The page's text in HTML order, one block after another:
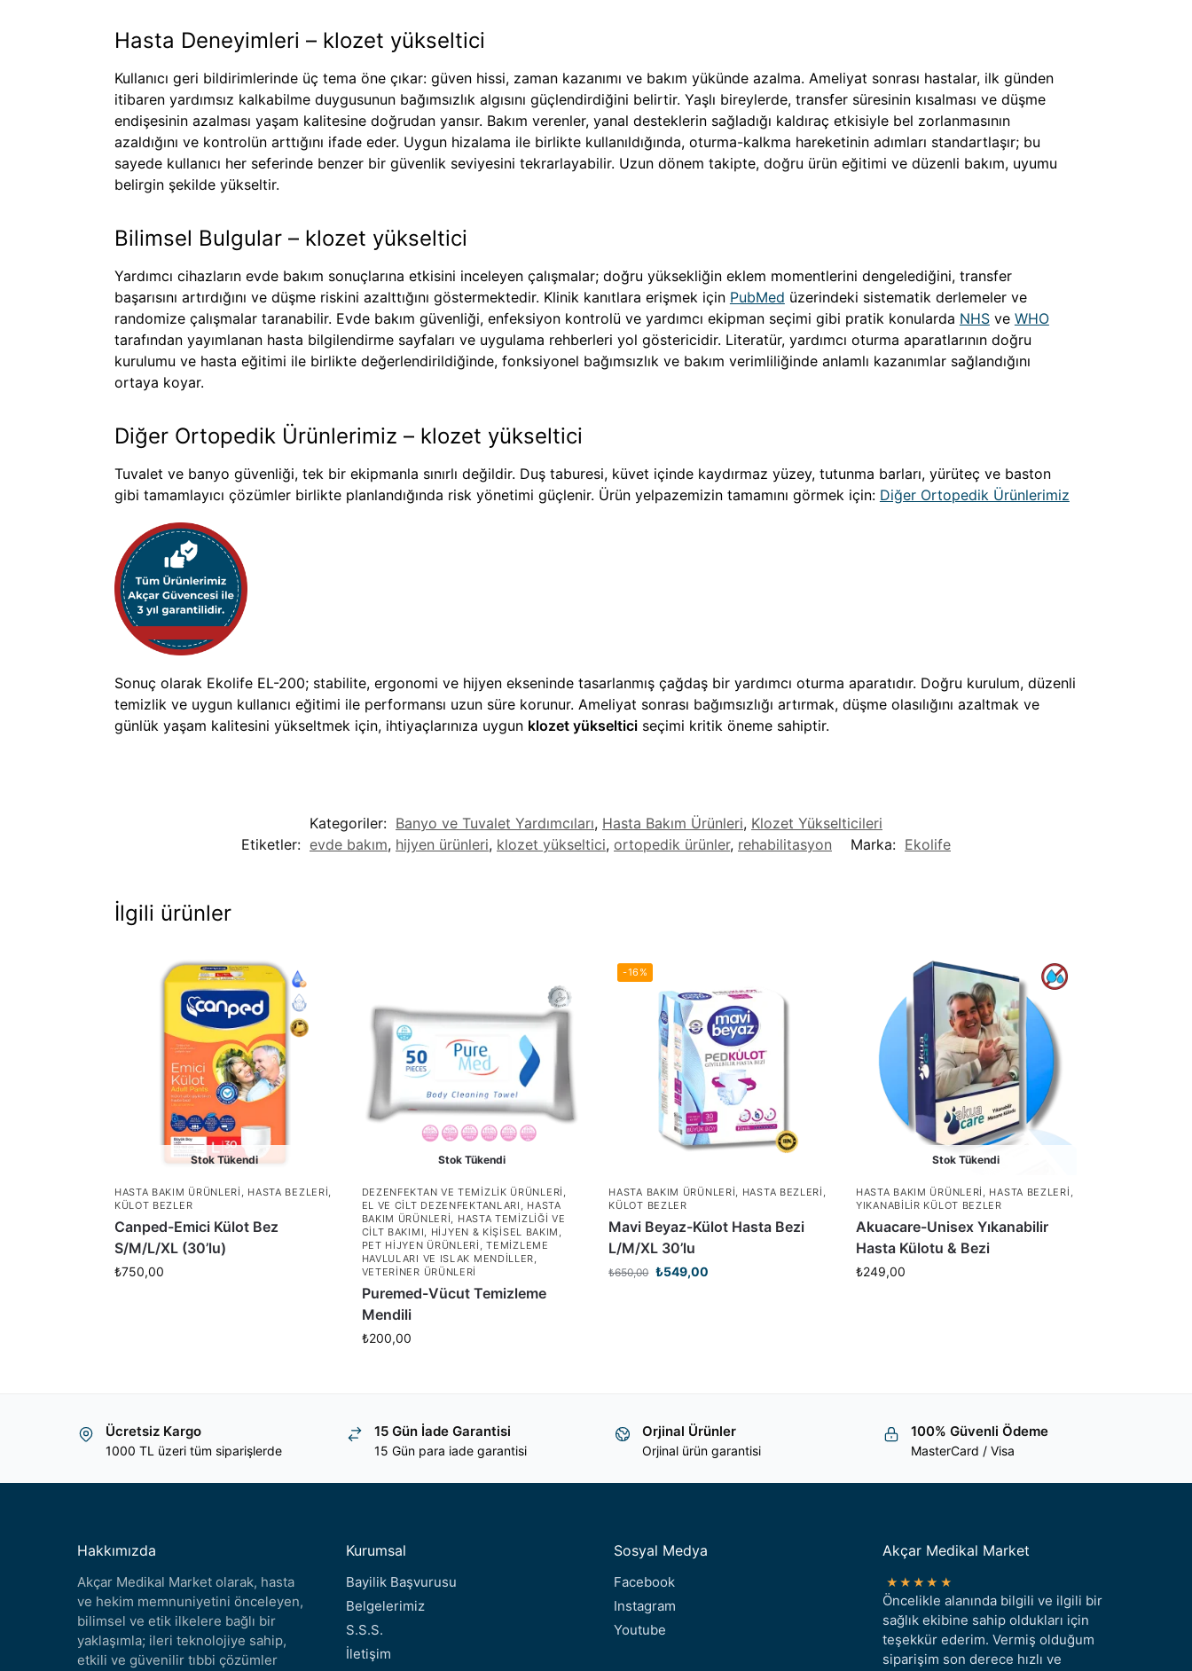
Hasta Deneyimleri – klozet yükseltici
Kullanıcı geri bildirimlerinde üç tema öne çıkar: güven hissi, zaman kazanımı ve bakım yükünde azalma. Ameliyat sonrası hastalar, ilk günden
itibaren yardımsız kalkabilme duygusunun bağımsızlık algısını güçlendirdiğini belirtir. Yaşlı bireylerde, transfer süresinin kısalması ve düşme
endişesinin azalması yaşam kalitesine doğrudan yansır. Bakım verenler, yanal desteklerin sağladığı kaldıraç etkisiyle bel zorlanmasının
azaldığını ve kontrolün arttığını ifade eder. Uygun hizalama ile birlikte kullanıldığında, oturma-kalkma hareketinin adımları standartlaşır; bu
sayede kullanıcı her seferinde benzer bir güvenlik seviyesini tekrarlayabilir. Uzun dönem takipte, doğru ürün eğitimi ve düzenli bakım, uyumu
belirgin şekilde yükseltir.
Bilimsel Bulgular – klozet yükseltici
Yardımcı cihazların evde bakım sonuçlarına etkisini inceleyen çalışmalar; doğru yüksekliğin eklem momentlerini dengelediğini, transfer
başarısını artırdığını ve düşme riskini azalttığını göstermektedir. Klinik kanıtlara erişmek için PubMed üzerindeki sistematik derlemeler ve
randomize çalışmalar taranabilir. Evde bakım güvenliği, enfeksiyon kontrolü ve yardımcı ekipman seçimi gibi pratik konularda NHSve WHO
tarafından yayımlanan hasta bilgilendirme sayfaları ve uygulama rehberleri yol göstericidir. Literatür, yardımcı oturma aparatlarının doğru
kurulumu ve hasta eğitimi ile birlikte değerlendirildiğinde, fonksiyonel bağımsızlık ve bakım verimliliğinde anlamlı kazanımlar sağlandığını
ortaya koyar.
Diğer Ortopedik Ürünlerimiz – klozet yükseltici
Tuvalet ve banyo güvenliği, tek bir ekipmanla sınırlı değildir. Duş taburesi, küvet içinde kaydırmaz yüzey, tutunma barları, yürüteç ve baston
gibi tamamlayıcı çözümler birlikte planlandığında risk yönetimi güçlenir. Ürün yelpazemizin tamamını görmek için: Diğer Ortopedik Ürünlerimiz
Sonuç olarak Ekolife EL-200; stabilite, ergonomi ve hijyen ekseninde tasarlanmış çağdaş bir yardımcı oturma aparatıdır. Doğru kurulum, düzenli
temizlik ve uygun kullanıcı eğitimi ile performansı uzun süre korunur. Ameliyat sonrası bağımsızlığı artırmak, düşme olasılığını azaltmak ve
günlük yaşam kalitesini yükseltmek için, ihtiyaçlarınıza uygun klozet yükselticiseçimi kritik öneme sahiptir.
Kategoriler: Banyo ve Tuvalet Yardımcıları, Hasta Bakım Ürünleri, Klozet Yükselticileri
Etiketler: evde bakım, hijyen ürünleri, klozet yükseltici, ortopedik ürünler, rehabilitasyon Marka: Ekolife
İlgili ürünler
Stok Tükendi
HASTA BAKIM ÜRÜNLERI HASTA BEZLERI
KÜLOT BEZLER
Canped-Emici Külot Bez
S/M/L/XL (30’lu)
₺750,00
Stok Tükendi
DEZENFEKTAN VE TEMIZLIK ÜRÜNLERI
EL VE CILT DEZENFEKTANLARI
HASTA
BAKIM ÜRÜNLERI
HASTA TEMIZLIĞI VE
CILT BAKIMI
HIJYEN & KIŞISEL BAKIM
PET HIJYEN ÜRÜNLERI
,TEMIZLEME
HAVLULARI VE ISLAK MENDILLER
VETERINER ÜRÜNLERI
Puremed-Vücut Temizleme
Mendili
₺200,00
-16%
HASTA BAKIM ÜRÜNLERI HASTA BEZLERI
KÜLOT BEZLER
Mavi Beyaz-Külot Hasta Bezi
L/M/XL 30’lu
₺650,00 ₺549,00
Stok Tükendi
HASTA BAKIM ÜRÜNLERI HASTA BEZLERI
YIKANABILIR KÜLOT BEZLER
Akuacare-Unisex Yıkanabilir
Hasta Külotu & Bezi
₺249,00
Ücretsiz Kargo
1000 TL üzeri tüm siparişlerde
15 Gün İade Garantisi
15 Gün para iade garantisi
Orjinal Ürünler
Orjinal ürün garantisi
100% Güvenli Ödeme
MasterCard / Visa
Hakkımızda
Akçar Medikal Market olarak, hasta
ve hekim memnuniyetini önceleyen,
bilimsel ve etik ilkelere bağlı bir
yaklaşımla; ileri teknolojiye sahip,
etkili ve güvenilir tıbbi çözümler
Kurumsal
Bayilik Başvurusu
Belgelerimiz
S.S.S.
İletişim
Sosyal Medya
Facebook
Instagram
Youtube
Akçar Medikal Market
★★★★★
Öncelikle alanında bilgili ve ilgili bir
sağlık ekibine sahip oldukları için
teşekkür ederim. Vermiş olduğum
siparişim son derece hızlı ve